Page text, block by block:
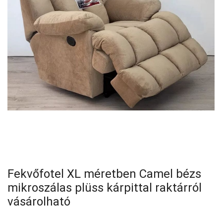
Fekvőfotel XL méretben Camel bézs
mikroszálas plüss kárpittal raktárról
vásárolható